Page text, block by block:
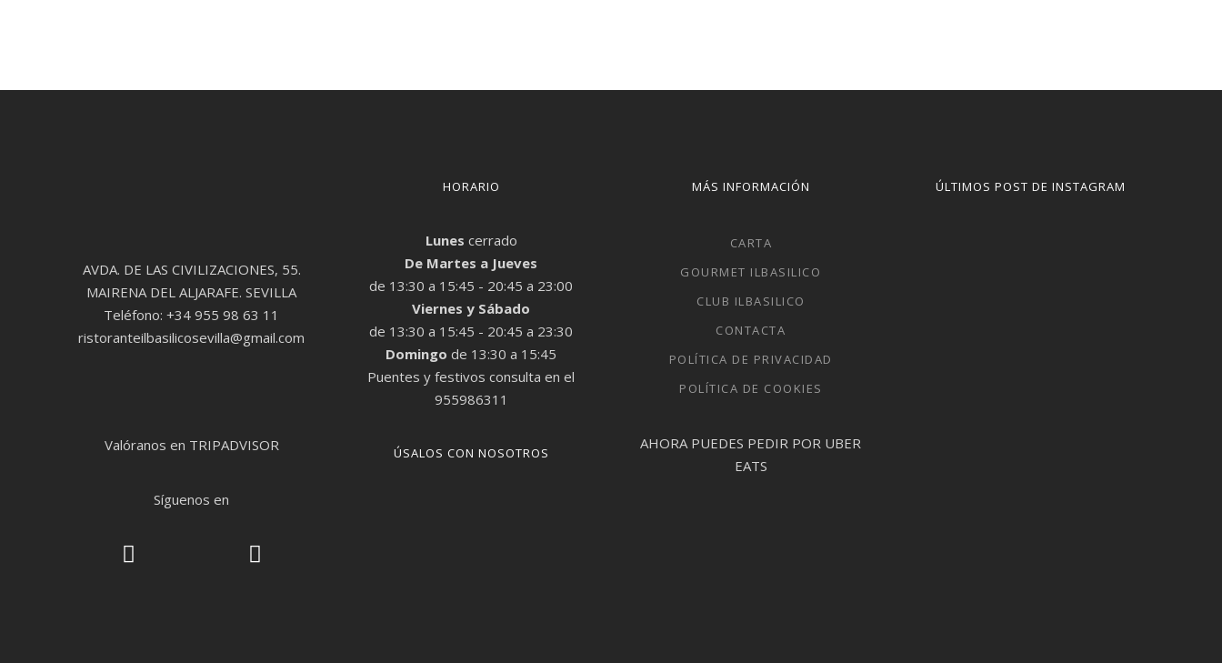
AVDA. DE LAS CIVILIZACIONES, 55.
MAIRENA DEL ALJARAFE. SEVILLA
Teléfono: +34 955 98 63 11
ristoranteilbasilicosevilla@gmail.com
Valóranos en TRIPADVISOR
Síguenos en
HORARIO
Lunes cerrado
De Martes a Jueves
de 13:30 a 15:45 - 20:45 a 23:00
Viernes y Sábado
de 13:30 a 15:45 - 20:45 a 23:30
Domingode 13:30 a 15:45
Puentes y festivos consulta en el
955986311
ÚSALOS CON NOSOTROS
MÁS INFORMACIÓN
CARTA
GOURMET ILBASILICO
CLUB ILBASILICO
CONTACTA
POLÍTICA DE PRIVACIDAD
POLÍTICA DE COOKIES
AHORA PUEDES PEDIR POR UBER
EATS
ÚLTIMOS POST DE INSTAGRAM